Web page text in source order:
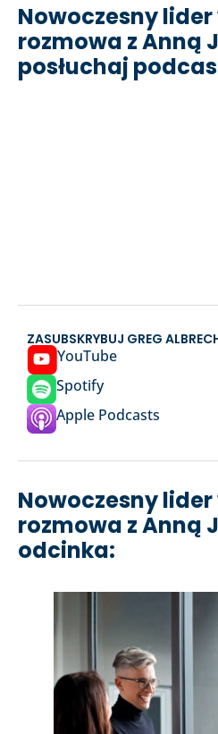
Nowoczesny lider
rozmowa z Anną
posłuchaj
ZASUBSKRYBUJ GREG
YouTube
Spotify
Apple Podcasts
Nowoczesny lider
rozmowa z Anną
odcinka: